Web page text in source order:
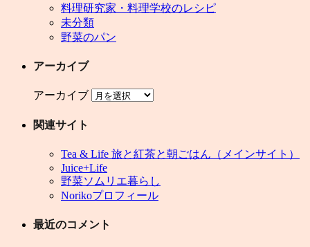
料理研究家・料理学校のレシピ
未分類
野菜のパン
アーカイブ
アーカイブ
関連サイト
Tea & Life 旅と紅茶と朝ごはん（メインサイト）
Juice+Life
野菜ソムリエ暮らし
Norikoプロフィール
最近のコメント